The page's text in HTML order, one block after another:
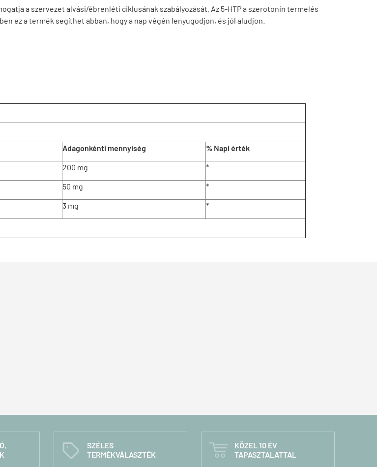
a szervezet alvási/ébrenléti ciklusának szabályozását. Az 5-HTP a szerotonin termelés
ez a termék segíthet abban, hogy a nap végén lenyugodjon, és jól aludjon.
Adagonkénti mennyiség % Napi érték
200 mg *
50 mg *
3 mg *
C
SZÉLES
TERMÉKVÁLASZTÉK

KÖZEL 10 ÉV
TAPASZTALATTAL